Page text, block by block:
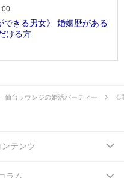
できる男女》 婚姻歴がある
ける方
仙台ラウンジの婚活パーティー 《
テンツ
ラム